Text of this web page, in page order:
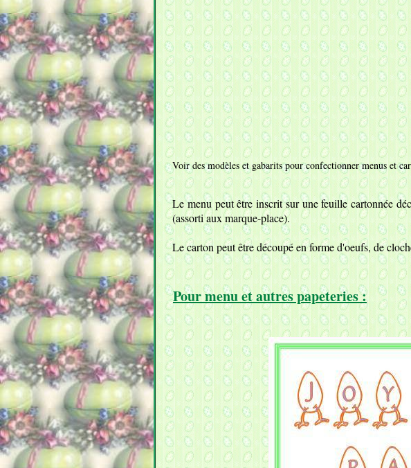
Voir des modèles et gabarits pour confectionner menus et
Le menu peut être inscrit sur une feuille cartonnée
(assorti aux marque-place).
Le carton peut être découpé en forme d'oeufs, de
Pour menu et autres papeteries :